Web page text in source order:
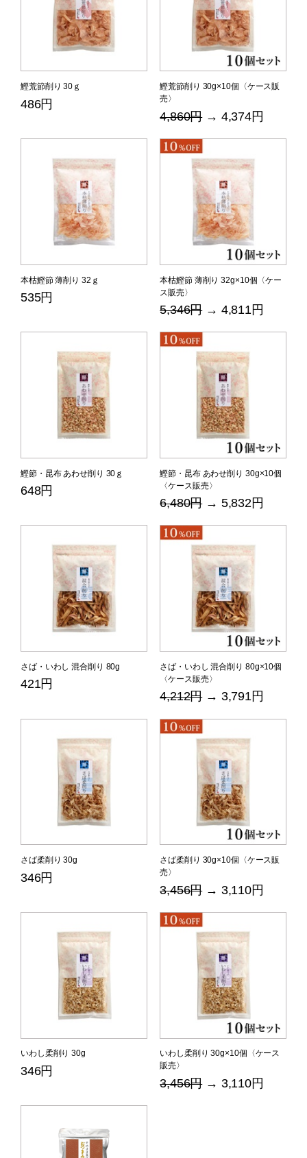
鰹荒節削り 30ｇ
486円
鰹荒節削り 30g×10個〈ケース販
売〉
4,860円→ 4,374円
本枯鰹節 薄削り 32ｇ
535円
本枯鰹節 薄削り 32g×10個〈ケー
ス販売〉
5,346円→ 4,811円
鰹節・昆布 あわせ削り 30ｇ
648円
鰹節・昆布 あわせ削り 30g×10個
〈ケース販売〉
6,480円→ 5,832円
さば・いわし 混合削り 80g
421円
さば・いわし 混合削り 80g×10個
〈ケース販売〉
4,212円→ 3,791円
さば柔削り 30g
346円
さば柔削り 30g×10個〈ケース販
売〉
3,456円→ 3,110円
いわし柔削り 30g
346円
いわし柔削り 30g×10個〈ケース
販売〉
3,456円→ 3,110円